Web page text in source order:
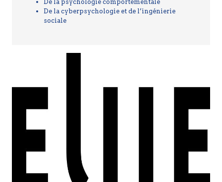
De la psychologie comportementale
De la cyberpsychologie et de l’ingénierie
sociale